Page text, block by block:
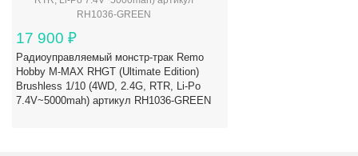
17 900 ₽
Радиоуправляемый монстр-трак Remo
Hobby M-MAX RHGT (Ultimate Edition)
Brushless 1/10 (4WD, 2.4G, RTR, Li-Po
7.4V~5000mah) артикул RH1036-GREEN